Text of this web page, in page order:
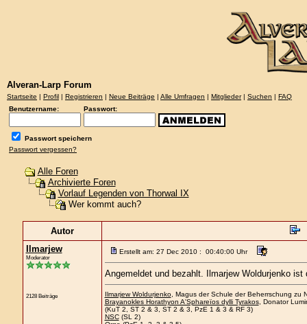
Alveran-Larp Forum
Startseite | Profil | Registrieren | Neue Beiträge | Alle Umfragen | Mitglieder| Suchen | FAQ
Benutzername:
Passwort:
Passwort speichern
Passwort vergessen?
Alle Foren
Archivierte Foren
Vorlauf Legenden von Thorwal IX
Wer kommt auch?
Autor
Ilmarjew
Moderator
2128 Beiträge
Erstellt am: 27 Dec 2010 : 00:40:00 Uhr
Angemeldet und bezahlt. Ilmarjew Woldurjenko ist
Ilmarjew Woldurjenko, Magus der Schule der Beherrschung zu
Brayanokles Horathyon A'Sphareïos dylli Tyrakos, Donator
(KuT 2, ST 2 & 3, ST 2 & 3, PzE 1 & 3 & RF 3)
NSC(SL 2)